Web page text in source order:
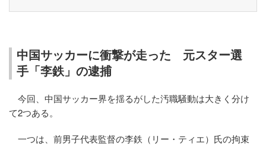
中国サッカーに衝撃が走った 元スター選
手「李鉄」の逮捕
今回、中国サッカー界を揺るがした汚職騒動は大きく分け
て2つある。
一つは、前男子代表監督の李鉄（リー・ティエ）氏の拘束